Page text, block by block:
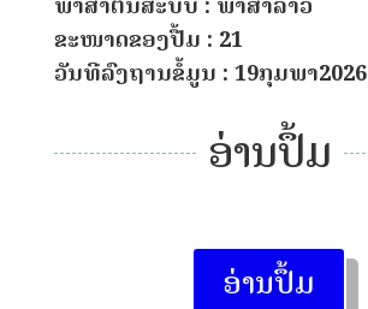
ຂະໜາດຂອງປື້ມ : 21
ວັນທີລົງຖານຂໍ້ມູນ : 19ກຸມພາ2026
ອ່ານປຶ້ມ
ອ່ານປຶ້ມ